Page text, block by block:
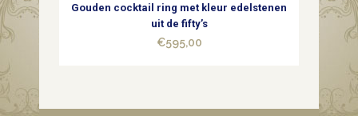
Gouden cocktail ring met kleur edelstenen
uit de fifty’s
€595,00